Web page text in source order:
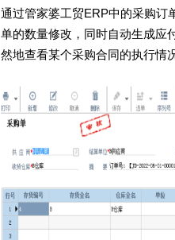
通过管家婆工贸ERP中的采购订
单的数量修改，同时自动生成应
然地查看某个采购合同的执行情